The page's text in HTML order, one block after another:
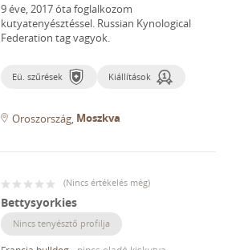
9 éve, 2017 óta foglalkozom
kutyatenyésztéssel. Russian Kynological
Federation tag vagyok.
Eü. szűrések Kiállítások
Oroszország Moszkva
(Nincs értékelés még)
Bettysyorkies
Nincs tenyésztő profilja